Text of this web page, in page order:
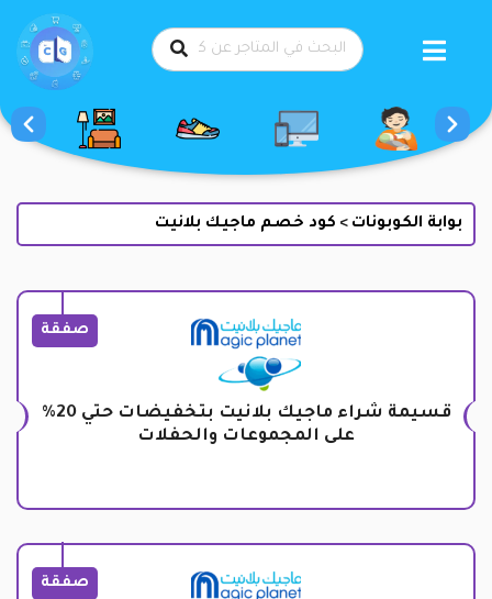
بوابة الكوبونات > كود خصم ماجيك بلانيت
صفقة
قسيمة شراء ماجيك بلانيت بتخفيضات حتي 20%
على المجموعات والحفلات
صفقة